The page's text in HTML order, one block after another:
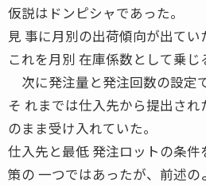
仮説はドンピシャであった。
見 事に月別の出荷傾向が出てい
これを月別 在庫係数として乗じ
次に発注量と発注回数の設定
そ れまでは仕入先から提出さ
のまま受け入れていた。
仕入先と最低 発注ロットの条
策の 一つではあったが、前述